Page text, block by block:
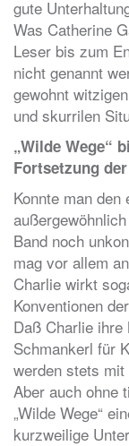
gute
Was Catherine
Leser bis zum
nicht genannt
gewohnt
und skurrilen
„Wilde Wege“
Fortsetzung
Konnte man
Band noch
mag vor allem
Charlie wirkt
Konventionen
Daß Charlie
Schmankerl für
werden stets
Aber auch ohne
„Wilde Wege“
kurzweilige